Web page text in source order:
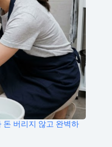
돈 버리지 않고 완벽하